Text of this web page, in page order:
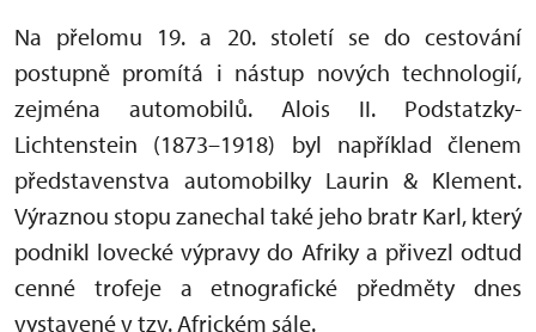
Na přelomu 19. a 20. století se do cestování
postupně promítá i nástup nových technologií,
zejména automobilů. Alois II. Podstatzky-
Lichtenstein (1873–1918) byl například členem
představenstva automobilky Laurin & Klement.
Výraznou stopu zanechal také jeho bratr Karl, který
podnikl lovecké výpravy do Afriky a přivezl odtud
cenné trofeje a etnografické předměty dnes
vystavené v tzv. Africkém sále.